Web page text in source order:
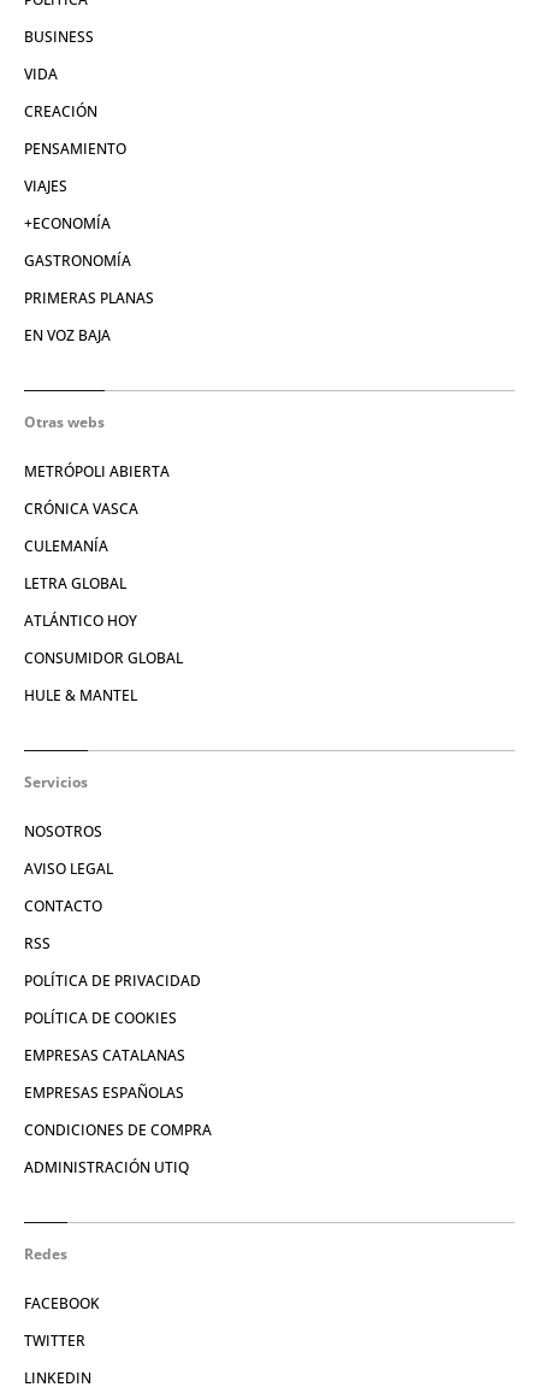
BUSINESS
VIDA
CREACIÓN
PENSAMIENTO
VIAJES
+ECONOMÍA
GASTRONOMÍA
PRIMERAS PLANAS
EN VOZ BAJA
Otras webs
METRÓPOLI ABIERTA
CRÓNICA VASCA
CULEMANÍA
LETRA GLOBAL
ATLÁNTICO HOY
CONSUMIDOR GLOBAL
HULE & MANTEL
Servicios
NOSOTROS
AVISO LEGAL
CONTACTO
RSS
POLÍTICA DE PRIVACIDAD
POLÍTICA DE COOKIES
EMPRESAS CATALANAS
EMPRESAS ESPAÑOLAS
CONDICIONES DE COMPRA
ADMINISTRACIÓN UTIQ
Redes
FACEBOOK
TWITTER
LINKEDIN